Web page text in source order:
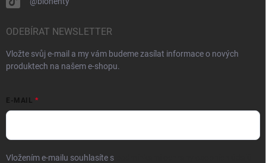
ODEBÍRAT NEWSLETTER
Vložte svůj e-mail a my vám budeme zasílat informace o nových
produktech na našem e-shopu.
E-MAIL
Vložením e-mailu souhlasíte s